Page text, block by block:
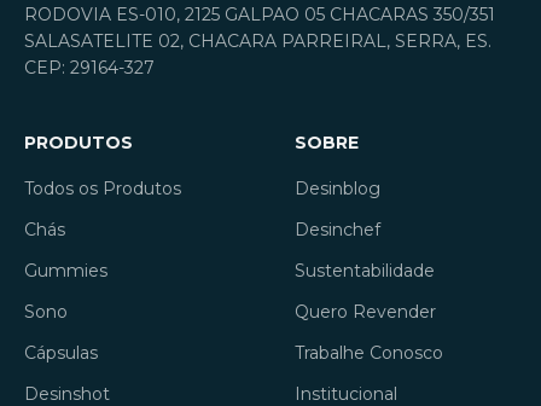
RODOVIA ES-010, 2125 GALPAO 05 CHACARAS 350/351
SALASATELITE 02, CHACARA PARREIRAL, SERRA, ES.
CEP: 29164-327
PRODUTOS
Todos os Produtos
Chás
Gummies
Sono
Cápsulas
Desinshot
SOBRE
Desinblog
Desinchef
Sustentabilidade
Quero Revender
Trabalhe Conosco
Institucional